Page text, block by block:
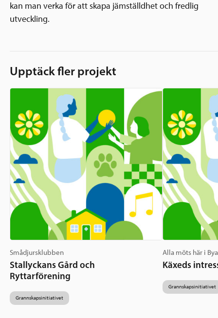
kan man verka för att skapa jämställdhet och fredlig
utveckling.
Upptäck fler projekt
Smådjursklubben
Stallyckans Gård och
Ryttarförening
Grannskapsinitiativet
Alla möts här i
Käxeds
Grannskapsinitiativet